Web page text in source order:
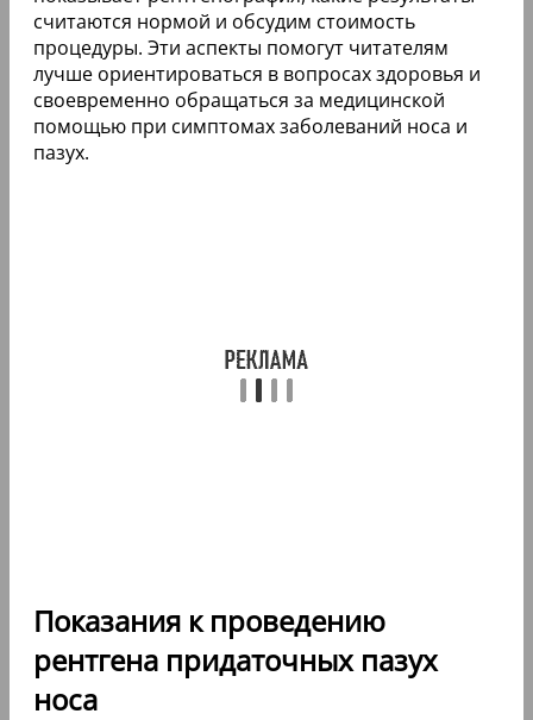
считаются нормой и обсудим стоимость
процедуры. Эти аспекты помогут читателям
лучше ориентироваться в вопросах здоровья и
своевременно обращаться за медицинской
помощью при симптомах заболеваний носа и
пазух.
Показания к проведению
рентгена придаточных пазух
носа